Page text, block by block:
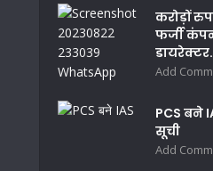
करोड़ों
फर्जी
Add
PCS बने
सूची
Add